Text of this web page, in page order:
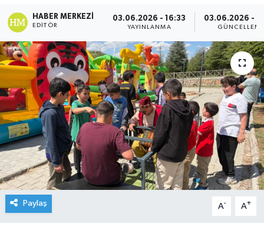
HABER MERKEZI
EDITÖR
03.06.2026 - 16:33
YAYINLANMA
03.06.2026 -
Paylaş A- A+